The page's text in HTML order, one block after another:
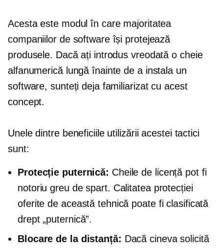
Acesta este modul în care majoritatea
companiilor de software își protejează
produsele. Dacă ați introdus vreodată o cheie
alfanumerică lungă înainte de a instala un
software, sunteți deja familiarizat cu acest
concept.
Unele dintre beneficiile utilizării acestei tactici
sunt:
Protecție puternică: Cheile de licență pot fi
notoriu greu de spart. Calitatea protecției
oferite de această tehnică poate fi clasificată
drept „puternică”.
Blocare de la distanță: Dacă cineva solicită